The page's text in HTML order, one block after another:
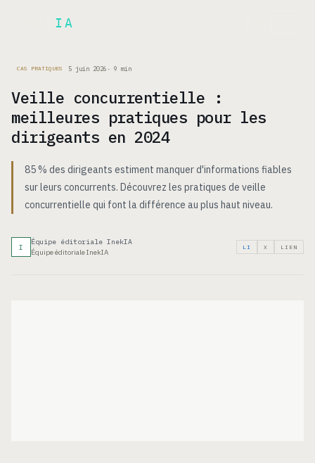
IA
CAS PRATIQUES 5 juin 2026 · 9 min
Veille concurrentielle :
meilleures pratiques pour les
dirigeants en 2024
85 % des dirigeants estiment manquer d'informations fiables
sur leurs concurrents. Découvrez les pratiques de veille
concurrentielle qui font la différence au plus haut niveau.
I
Équipe éditoriale InekIA
Équipe éditoriale InekIA
LI X LIEN